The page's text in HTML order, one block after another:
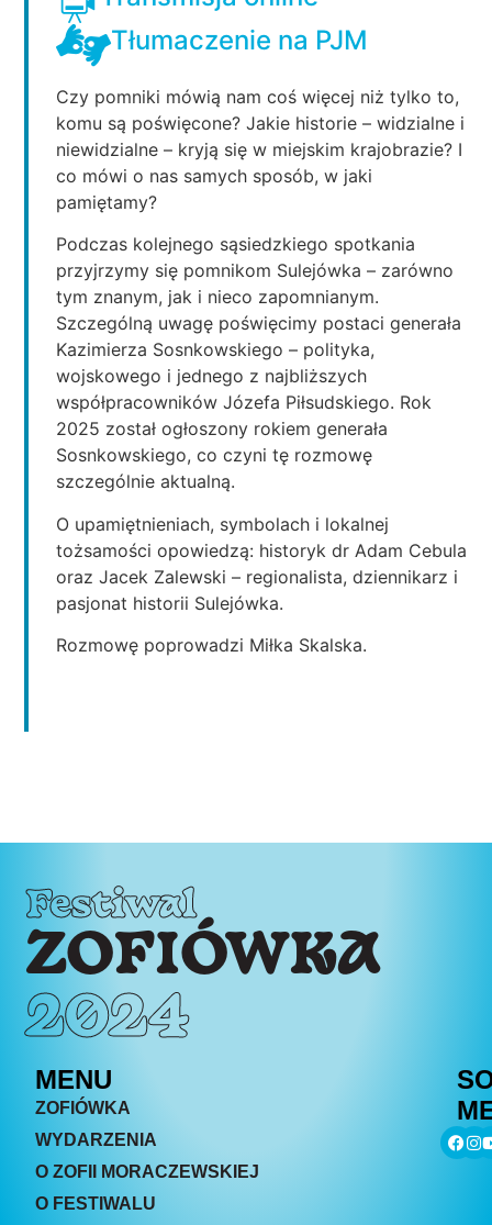
Tłumaczenie na PJM
Czy pomniki mówią nam coś więcej niż tylko to,
komu są poświęcone? Jakie historie – widzialne i
niewidzialne – kryją się w miejskim krajobrazie? I
co mówi o nas samych sposób, w jaki
pamiętamy?
Podczas kolejnego sąsiedzkiego spotkania
przyjrzymy się pomnikom Sulejówka – zarówno
tym znanym, jak i nieco zapomnianym.
Szczególną uwagę poświęcimy postaci generała
Kazimierza Sosnkowskiego – polityka,
wojskowego i jednego z najbliższych
współpracowników Józefa Piłsudskiego. Rok
2025 został ogłoszony rokiem generała
Sosnkowskiego, co czyni tę rozmowę
szczególnie aktualną.
O upamiętnieniach, symbolach i lokalnej
tożsamości opowiedzą: historyk dr Adam Cebula
oraz Jacek Zalewski – regionalista, dziennikarz i
pasjonat historii Sulejówka.
Rozmowę poprowadzi Miłka Skalska.
Festiwal
ZOFIÓWKA
2024
MENU
ZOFIÓWKA
WYDARZENIA
O ZOFII MORACZEWSKIEJ
O FESTIWALU